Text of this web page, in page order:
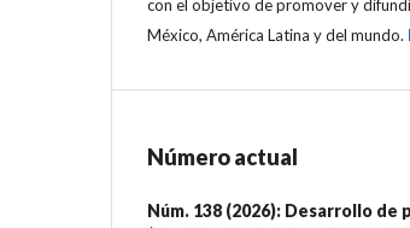
con el objetivo de promover y
México, América Latina y del mundo.
Número actual
Núm. 138 (2026): Desarrollo de